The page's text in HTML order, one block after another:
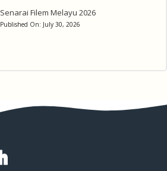
Senarai Filem Melayu 2026
Published On: July 30, 2026